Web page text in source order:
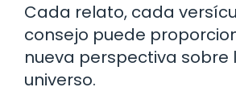
Cada relato, cada
consejo puede
nueva perspectiva sobre
universo.